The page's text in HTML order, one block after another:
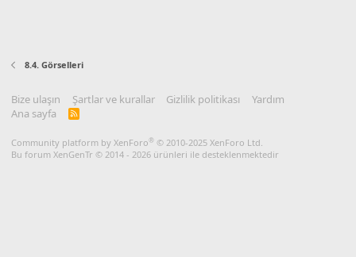
8.4. Görselleri
Bize ulaşın Şartlar ve kurallar Gizlilik politikası
Yardım
Ana sayfa
R
Community platform by XenForo® © 2010-2025 XenForo Ltd.
Bu forum XenGenTr © 2014 - 2026 ürünleri ile desteklenmektedir